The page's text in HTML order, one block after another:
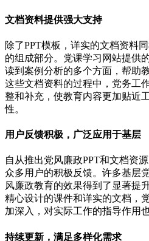
文档资料提供强大支持
除了PPT模板，详实的文档资料
的组成部分。党课学习网站提供
读到案例分析的多个方面，帮助
这些文档资料的过程中，党务工
整和补充，使教育内容更加贴近
性。
用户反馈积极，广泛应用于基层
自从推出党风廉政PPT和文档资
众多用户的积极反馈。许多基层
风廉政教育的效果得到了显著提
精心设计的课件和详实的文档，
加深入，对实际工作的指导作用
持续更新，满足多样化需求